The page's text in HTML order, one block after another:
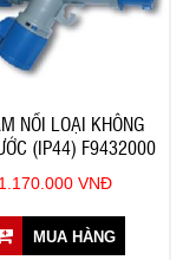
NỐI LOẠI KHÔNG
(IP44) F9432000
1.170.000 VNĐ
MUA HÀNG